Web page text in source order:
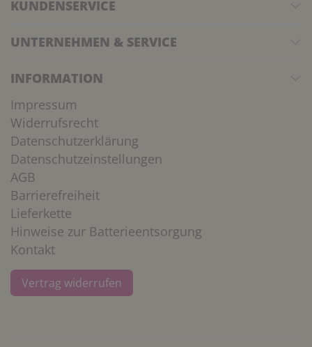
KUNDENSERVICE
UNTERNEHMEN & SERVICE
INFORMATION
Impressum
Widerrufsrecht
Datenschutzerklärung
Datenschutzeinstellungen
AGB
Barrierefreiheit
Lieferkette
Hinweise zur Batterieentsorgung
Kontakt
Vertrag widerrufen